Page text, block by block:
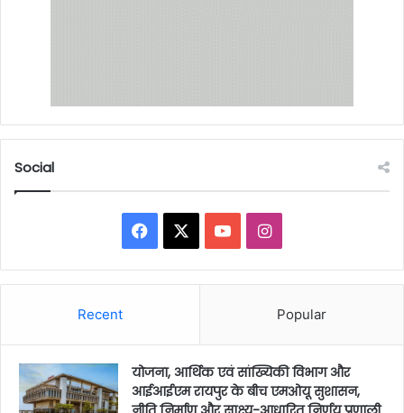
Social
Facebook YouTubeInstagram
Recent Popular
योजना, आर्थिक एवं सांख्यिकी विभाग और
आईआईएम रायपुर के बीच एमओयू सुशासन,